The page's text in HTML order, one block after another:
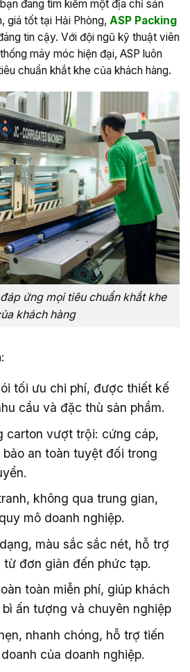
đang tìm kiếm một địa chỉ sản
giá tốt tại Hải Phòng, ASP Packing
tin cậy. Với đội ngũ kỹ thuật viên
máy móc hiện đại, ASP luôn
chuẩn khắt khe của khách hàng.
ứng mọi tiêu chuẩn khắt khe
khách hàng
tối ưu chi phí, được thiết kế
cầu và đặc thù sản phẩm.
carton vượt trội: cứng cáp,
an toàn tuyệt đối trong
không qua trung gian,
mô doanh nghiệp.
màu sắc sắc nét, hỗ trợ
từ đơn giản đến phức tạp.
toàn miễn phí, giúp khách
ấn tượng và chuyên nghiệp
nhanh chóng, hỗ trợ tiến
của doanh nghiệp.